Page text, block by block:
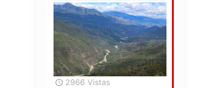
2966 Vistas